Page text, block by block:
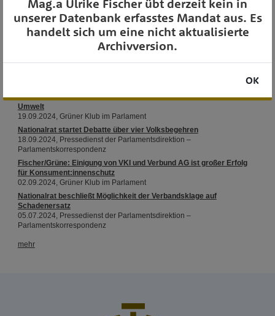
OTS-AUSSENDUNGEN
Mag.a Ulrike Fischer übt derzeit kein in
unserer Datenbank erfasstes Mandat aus. Es
handelt sich um eine nicht aktualisierte
Archivversion.
OK